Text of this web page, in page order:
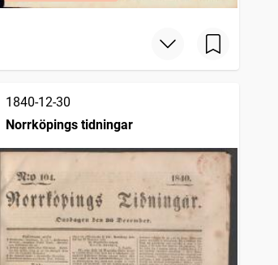
1840-12-30
Norrköpings tidningar